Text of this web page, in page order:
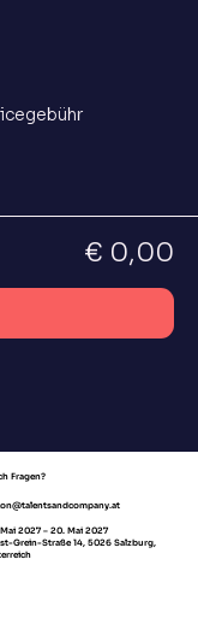
€ 0,00
Fragen?
Mai 2027 – 20. Mai 2027
Grein-Straße 14, 5026 Salzburg,